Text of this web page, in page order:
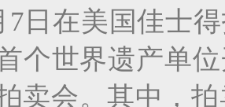
7日在美国佳士
个世界遗产单
卖会。其中，